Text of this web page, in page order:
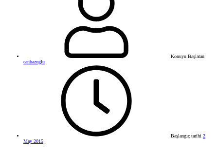
Konuyu Başlatan
canbazoglu
Başlangıç tarihi 2
May 2015